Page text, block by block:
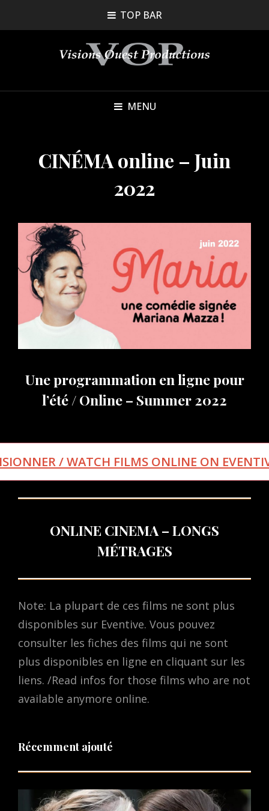
TOP BAR
MENU
CINÉMA online – Juin
2022
Une programmation en ligne pour
l’été / Online – Summer 2022
/ WATCH FILMS ONLINE ON
ONLINE CINEMA – LONGS
MÉTRAGES
Note: La plupart de ces films ne sont plus
disponibles sur Eventive. Vous pouvez
consulter les fiches des films qui ne sont
plus disponibles en ligne en cliquant sur les
liens. /Read infos for those films who are not
available anymore online.
Récemment ajouté